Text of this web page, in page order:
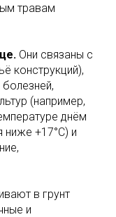
травам
Они связаны с
конструкций),
(например,
днём
ниже +17°C) и
в грунт
и